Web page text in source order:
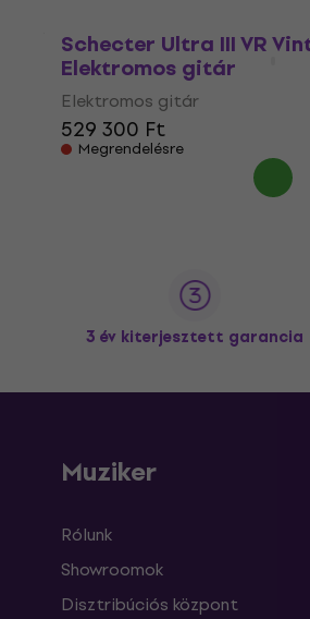
Schecter Ultra III VR
Elektromos gitár
Elektromos gitár
529 300 Ft
Megrendelésre
3 év kiterjesztett garancia
Muziker
Rólunk
Showroomok
Disztribúciós központ